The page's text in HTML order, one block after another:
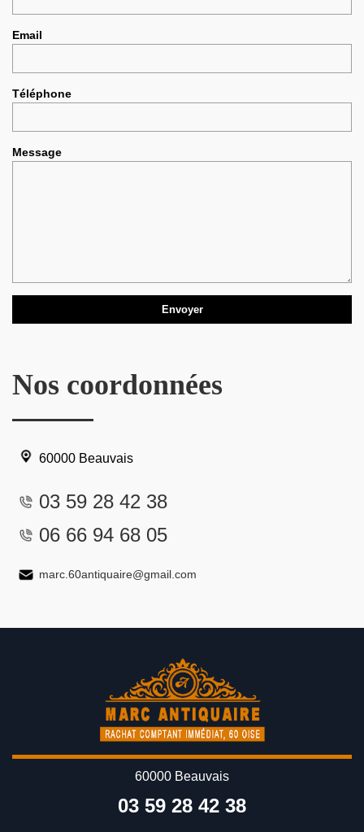
Email
Téléphone
Message
Nos coordonnées
60000 Beauvais
03 59 28 42 38
06 66 94 68 05
marc.60antiquaire@gmail.com
60000 Beauvais
03 59 28 42 38